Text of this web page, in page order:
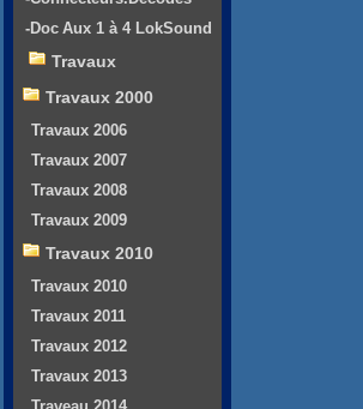
-Doc Aux 1 à 4 LokSound
Travaux
Travaux 2000
Travaux 2006
Travaux 2007
Travaux 2008
Travaux 2009
Travaux 2010
Travaux 2010
Travaux 2011
Travaux 2012
Travaux 2013